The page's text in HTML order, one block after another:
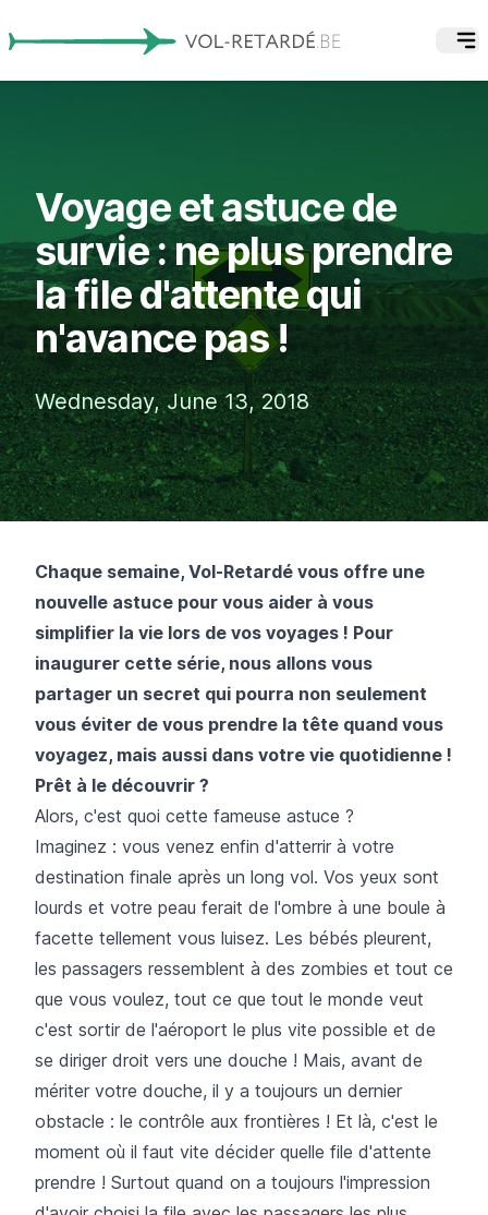
Voyage et astuce de
survie : ne plus prendre
la file d'attente qui
n'avance pas !
Wednesday, June 13, 2018
Chaque semaine, Vol-Retardé vous offre une
nouvelle astuce pour vous aider à vous
simplifier la vie lors de vos voyages ! Pour
inaugurer cette série, nous allons vous
partager un secret qui pourra non seulement
vous éviter de vous prendre la tête quand vous
voyagez, mais aussi dans votre vie quotidienne !
Prêt à le découvrir ?
Alors, c'est quoi cette fameuse astuce ?
Imaginez : vous venez enfin d'atterrir à votre
destination finale après un long vol. Vos yeux sont
lourds et votre peau ferait de l'ombre à une boule à
facette tellement vous luisez. Les bébés pleurent,
les passagers ressemblent à des zombies et tout ce
que vous voulez, tout ce que tout le monde veut
c'est sortir de l'aéroport le plus vite possible et de
se diriger droit vers une douche ! Mais, avant de
mériter votre douche, il y a toujours un dernier
obstacle : le contrôle aux frontières ! Et là, c'est le
moment où il faut vite décider quelle file d'attente
prendre ! Surtout quand on a toujours l'impression